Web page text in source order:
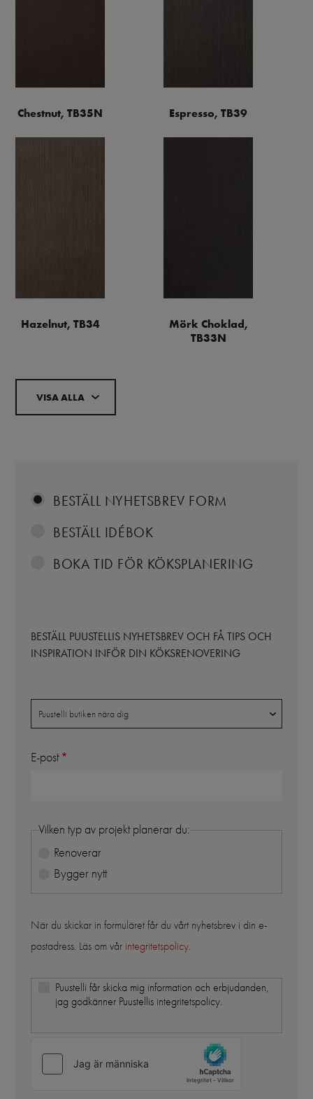
Chestnut, TB35N Espresso, TB39
Hazelnut, TB34
Mörk Choklad,
TB33N
VISA ALLA
BESTÄLL NYHETSBREV FORM
BESTÄLL IDÉBOK
BOKA TID FÖR KÖKSPLANERING
BESTÄLL PUUSTELLIS NYHETSBREV OCH FÅ TIPS OCH
INSPIRATION INFÖR DIN KÖKSRENOVERING
Puustelli butiken nära dig
E-post
Vilken typ av projekt planerar du:
Renoverar
Bygger nytt
När du skickar in formuläret får du vårt nyhetsbrev i din e-
postadress. Läs om vår integritetspolicy
Puustelli får skicka mig information och erbjudanden,
jag godkänner Puustellis integritetspolicy.